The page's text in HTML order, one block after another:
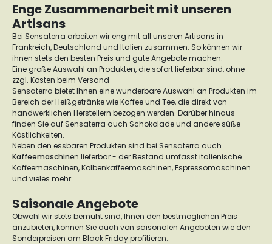
Enge Zusammenarbeit mit unseren
Artisans
Bei Sensaterra arbeiten wir eng mit all unseren Artisans in
Frankreich, Deutschland und Italien zusammen. So können wir
ihnen stets den besten Preis und gute Angebote machen.
Eine große Auswahl an Produkten, die sofort lieferbar sind, ohne
zzgl. Kosten beim Versand
Sensaterra bietet Ihnen eine wunderbare Auswahl an Produkten im
Bereich der Heißgetränke wie Kaffee und Tee, die direkt von
handwerklichen Herstellern bezogen werden. Darüber hinaus
finden Sie auf Sensaterra auch Schokolade und andere süße
Köstlichkeiten.
Neben den essbaren Produkten sind bei Sensaterra auch
Kaffeemaschinen lieferbar - der Bestand umfasst italienische
Kaffeemaschinen, Kolbenkaffeemaschinen, Espressomaschinen
und vieles mehr.
Saisonale Angebote
Obwohl wir stets bemüht sind, Ihnen den bestmöglichen Preis
anzubieten, können Sie auch von saisonalen Angeboten wie den
Sonderpreisen am Black Friday profitieren.